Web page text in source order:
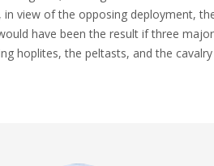
in view of the opposing deployment,
have been the result if three
hoplites, the peltasts, and the